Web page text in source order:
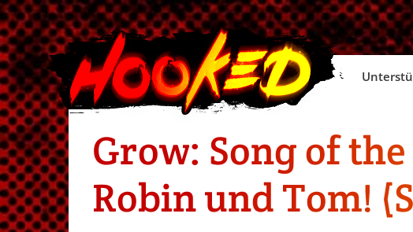
Skip
Grow: Song of
Robin und Tom!